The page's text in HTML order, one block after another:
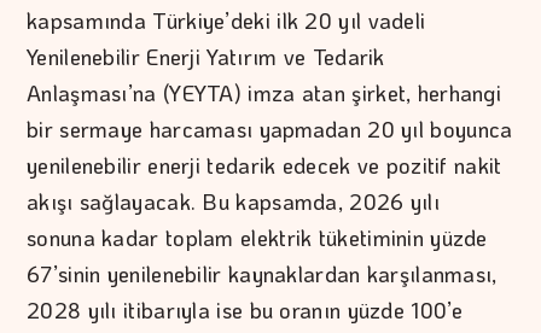
kapsamında Türkiye’deki ilk 20 yıl vadeli
Yenilenebilir Enerji Yatırım ve Tedarik
Anlaşması’na (YEYTA) imza atan şirket, herhangi
bir sermaye harcaması yapmadan 20 yıl boyunca
yenilenebilir enerji tedarik edecek ve pozitif nakit
akışı sağlayacak. Bu kapsamda, 2026 yılı
sonuna kadar toplam elektrik tüketiminin yüzde
67’sinin yenilenebilir kaynaklardan karşılanması,
2028 yılı itibarıyla ise bu oranın yüzde 100’e